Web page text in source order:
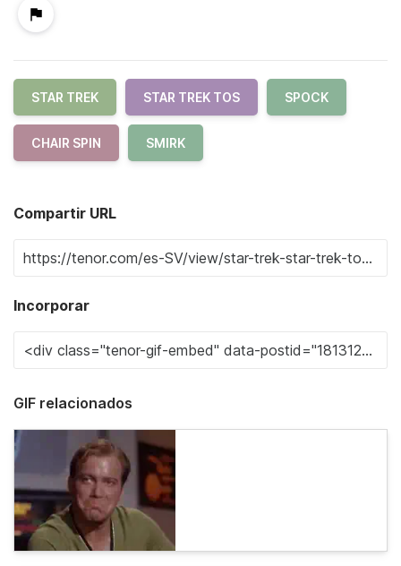
STAR TREK STAR TREK TOS SPOCK
CHAIR SPIN SMIRK
Compartir URL
Incorporar
GIF relacionados